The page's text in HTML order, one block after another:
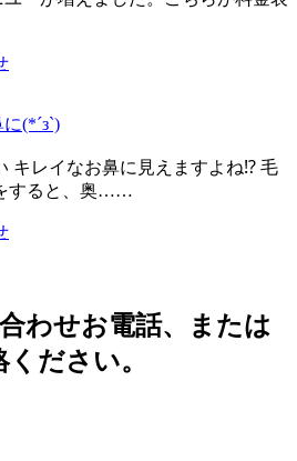
(*´з`)
キレイなお鼻に見えますよね⁉️ 毛
すると、奥……
わせお電話、または
ださい。